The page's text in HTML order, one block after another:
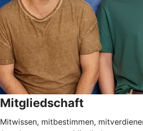
Mitgliedschaft
Mitwissen, mitbestimmen,